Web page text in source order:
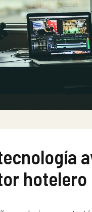
hotelero